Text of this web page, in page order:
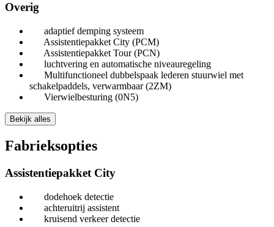
Overig
adaptief demping systeem
Assistentiepakket City (PCM)
Assistentiepakket Tour (PCN)
luchtvering en automatische niveauregeling
Multifunctioneel dubbelspaak lederen stuurwiel met
schakelpaddels, verwarmbaar (2ZM)
Vierwielbesturing (0N5)
Bekijk alles
Fabrieksopties
Assistentiepakket City
dodehoek detectie
achteruitrij assistent
kruisend verkeer detectie